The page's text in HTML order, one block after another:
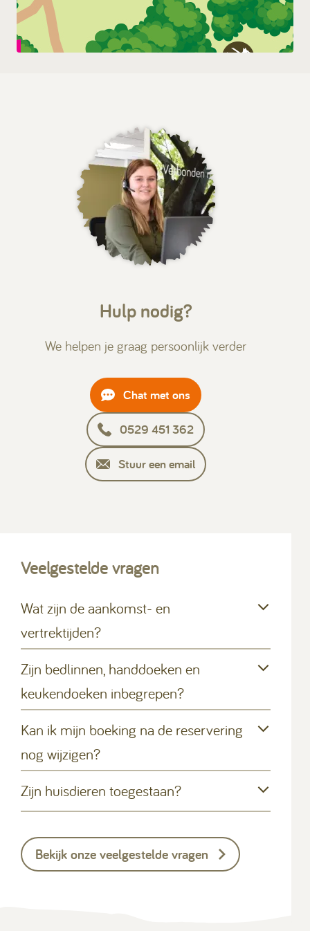
Hulp nodig?
We helpen je graag persoonlijk verder
Chat met ons
0529 451 362
Stuur een email
Veelgestelde vragen
Wat zijn de aankomst- en
vertrektijden?
Zijn bedlinnen, handdoeken en
keukendoeken inbegrepen?
Kan ik mijn boeking na de reservering
nog wijzigen?
Zijn huisdieren toegestaan?
Bekijk onze veelgestelde vragen